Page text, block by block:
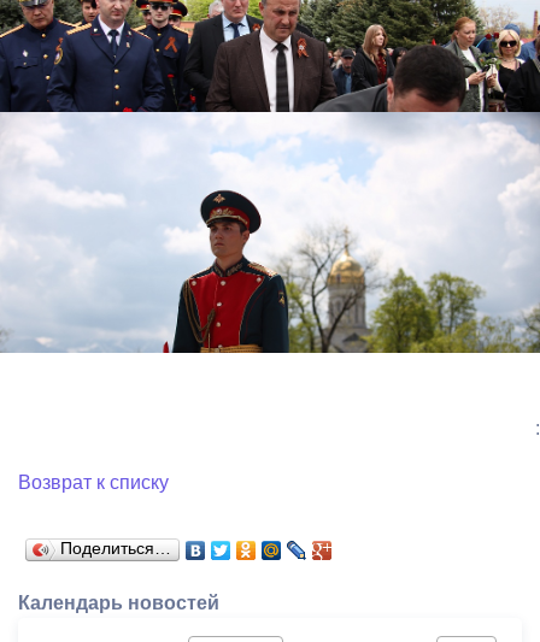
:
Возврат к списку
Поделиться…
Календарь новостей